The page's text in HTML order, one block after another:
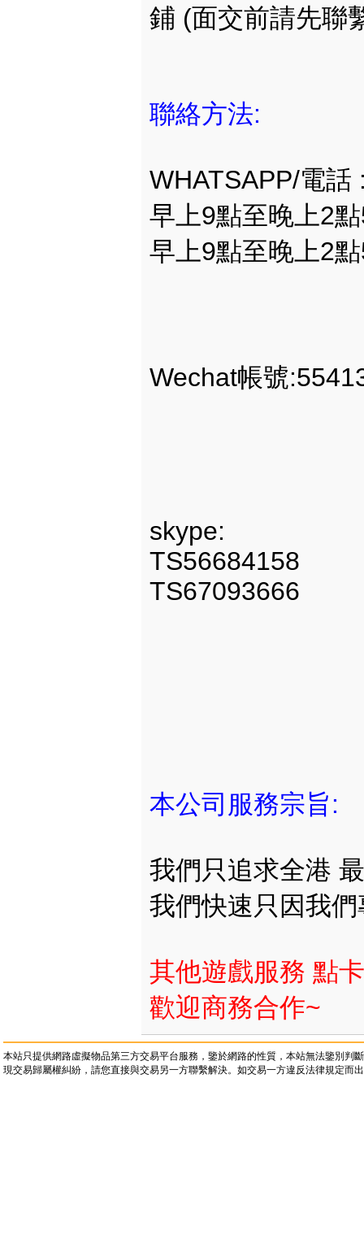
鋪 (面交前請先聯
聯絡方法:
WHATSAPP/電話
早上9點至晚上2
早上9點至晚上2
Wechat帳號
skype:
TS56684158
TS67093666
本公司服務宗旨:
我們只追求全港
我們快速只因我們
其他遊戲服務 點
歡迎商務合作~
本站只提供網路虛擬物品第三方交易平台服務，鑒於網路的性質，本站無法鑒別
現交易歸屬權糾紛，請您直接與交易另一方聯繫解決。如交易一方違反法律規定